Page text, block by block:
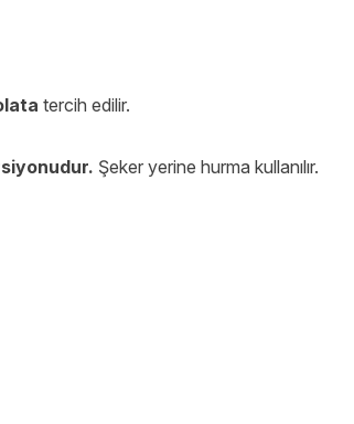
tercih edilir.
Şeker yerine hurma kullanılır.